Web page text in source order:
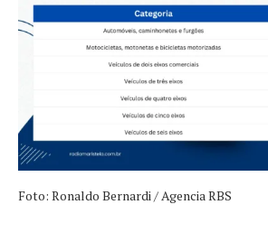
Foto: Ronaldo Bernardi / Agencia RBS